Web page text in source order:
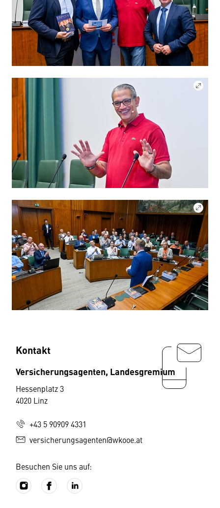
Kontakt
Versicherungsagenten, Landesgremium
Hessenplatz 3
4020 Linz
+43 5 90909 4331
versicherungsagenten@wkooe.at
Besuchen Sie uns auf: